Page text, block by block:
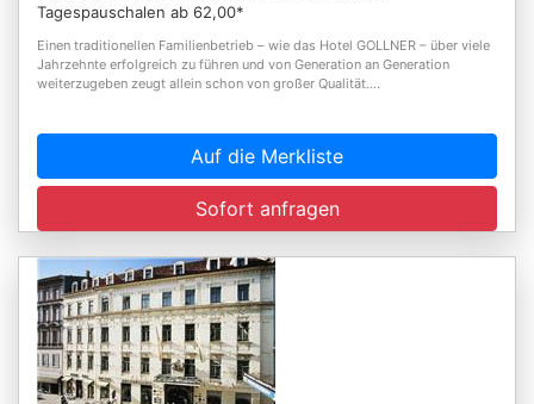
Tagespauschalen ab 62,00*
Einen traditionellen Familienbetrieb – wie das Hotel GOLLNER – über viele
Jahrzehnte erfolgreich zu führen und von Generation an Generation
weiterzugeben zeugt allein schon von großer Qualität....
Auf die Merkliste
Sofort anfragen